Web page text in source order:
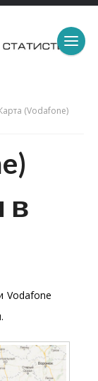
(Vodafone)
в
Vodafone